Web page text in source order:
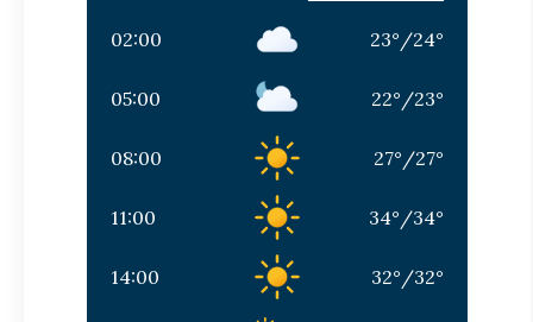
02:00 23° /24°
05:00 22° /23°
08:00 27° /27°
11:00 34° /34°
14:00 32° /32°